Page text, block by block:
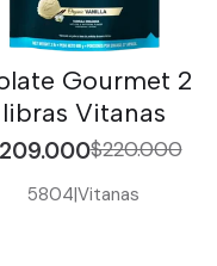
Gourmet 2
libras Vitanas
$220.000
5804|Vitanas